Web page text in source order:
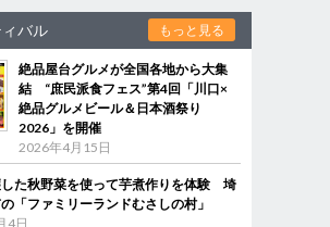
バル もっと見る
絶品屋台グルメが全国各地から大集
結 “庶民派食フェス”第4回「川口×
絶品グルメビール＆日本酒祭り
2026」を開催
2026年4月15日
した秋野菜を使って芋煮作りを体験 埼
「ファミリーランドむさしの村」
4日